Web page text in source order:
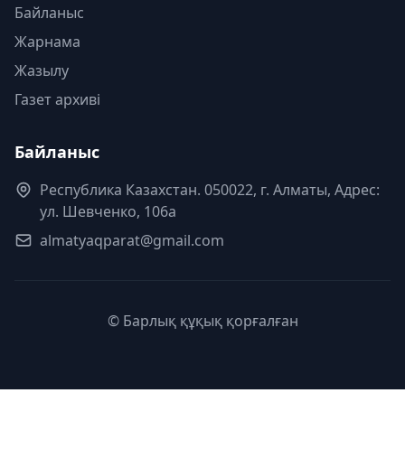
Байланыс
Жарнама
Жазылу
Газет архиві
Байланыс
Республика Казахстан. 050022, г. Алматы, Адрес:
ул. Шевченко, 106а
almatyaqparat@gmail.com
© Барлық құқық қорғалған